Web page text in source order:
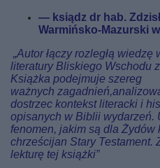
— ksiądz dr hab.
Warmińsko-Mazurski
„Autor łączy rozległą
literatury Bliskiego Wschodu
Książka podejmuje szereg
ważnych
dostrzec kontekst literacki i
opisanych w Biblii wydarzeń.
fenomen, jakim są dla Żydów
chrześcijan Stary Testament.
lekturę tej książki”